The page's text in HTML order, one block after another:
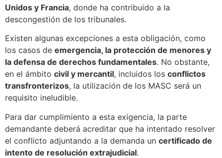
Unidos y Francia, donde ha contribuido a la
descongestión de los tribunales.
Existen algunas excepciones a esta obligación, como
los casos de emergencia, la protección de menores y
la defensa de derechos fundamentales. No obstante,
en el ámbito civil y mercantil, incluidos los conflictos
transfronterizos, la utilización de los MASC será un
requisito ineludible.
Para dar cumplimiento a esta exigencia, la parte
demandante deberá acreditar que ha intentado resolver
el conflicto adjuntando a la demanda un certificado de
intento de resolución extrajudicial.